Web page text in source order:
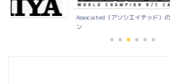
Associated（アソシエイテッド）
ン